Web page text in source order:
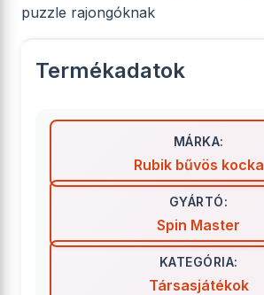
puzzle rajongóknak
Termékadatok
MÁRKA:
Rubik bűvös kocka
GYÁRTÓ:
Spin Master
KATEGÓRIA:
Társasjátékok